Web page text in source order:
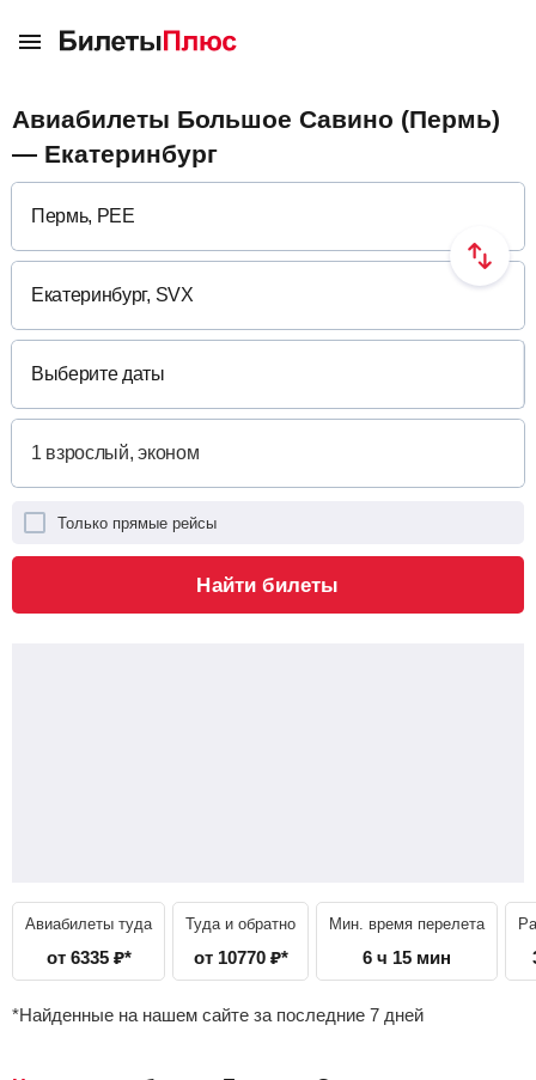
Авиабилеты Большое Савино (Пермь)
— Екатеринбург
Выберите даты
Только прямые рейсы
Найти билеты
Авиабилеты туда
от 6335 ₽*
Туда и обратно
от 10770 ₽*
Мин. время перелета
6 ч 15 мин
*Найденные на нашем сайте за последние 7 дней